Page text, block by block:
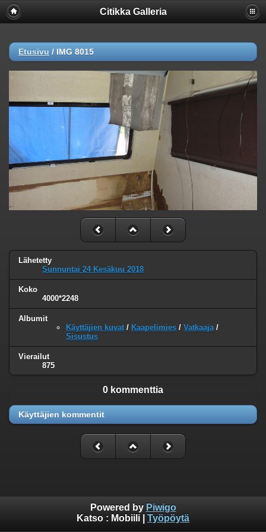
Citikka Galleria
Etusivu / IMG 8015
Lähetetty
Sunnuntai 24 Kesäkuu 2018
Koko
4000*2248
Albumit
Käyttäjien kuvat / Kaapelimies / Vatkaaja /
Sisustus
Vierailut
875
0 kommenttia
Käyttäjien kommentit
Powered by Piwigo
Katso : Mobiili Työpöytä